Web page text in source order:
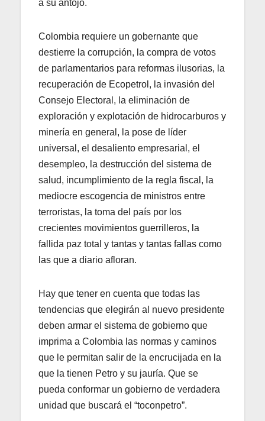
a su antojo.
Colombia requiere un gobernante que
destierre la corrupción, la compra de votos
de parlamentarios para reformas ilusorias, la
recuperación de Ecopetrol, la invasión del
Consejo Electoral, la eliminación de
exploración y explotación de hidrocarburos y
minería en general, la pose de líder
universal, el desaliento empresarial, el
desempleo, la destrucción del sistema de
salud, incumplimiento de la regla fiscal, la
mediocre escogencia de ministros entre
terroristas, la toma del país por los
crecientes movimientos guerrilleros, la
fallida paz total y tantas y tantas fallas como
las que a diario afloran.
Hay que tener en cuenta que todas las
tendencias que elegirán al nuevo presidente
deben armar el sistema de gobierno que
imprima a Colombia las normas y caminos
que le permitan salir de la encrucijada en la
que la tienen Petro y su jauría. Que se
pueda conformar un gobierno de verdadera
unidad que buscará el “toconpetro”.